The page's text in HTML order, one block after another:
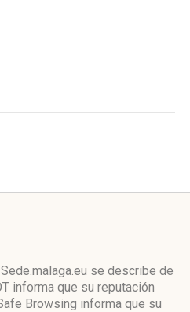
se describe de
informa que su reputación
Browsing informa que su